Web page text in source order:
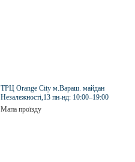
ТРЦ Orange City м.Вараш. майдан
Незалежності,13 пн-нд: 10:00–19:00
Мапа проїзду